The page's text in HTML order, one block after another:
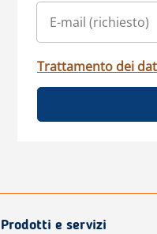
Trattamento dei
Prodotti e servizi